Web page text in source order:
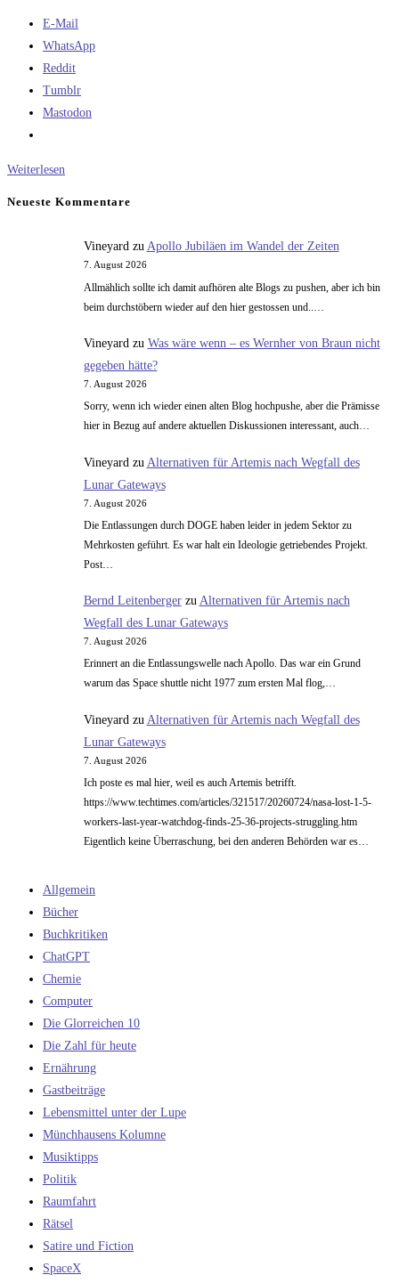
E-Mail
WhatsApp
Reddit
Tumblr
Mastodon
Weiterlesen
Neueste Kommentare
Vineyardzu Apollo Jubiläen im Wandel der Zeiten
7. August 2026
Allmählich sollte ich damit aufhören alte Blogs zu pushen, aber ich bin
beim durchstöbern wieder auf den hier gestossen und..…
Vineyard zu Was wäre wenn – es Wernher von Braun nicht
gegeben hätte?
7. August 2026
Sorry, wenn ich wieder einen alten Blog hochpushe, aber die Prämisse
hier in Bezug auf andere aktuellen Diskussionen interessant, auch…
Vineyard zu Alternativen für Artemis nach Wegfall des
Lunar Gateways
7. August 2026
Die Entlassungen durch DOGE haben leider in jedem Sektor zu
Mehrkosten geführt. Es war halt ein Ideologie getriebendes Projekt.
Post…
Bernd Leitenbergerzu Alternativen für Artemis nach
Wegfall des Lunar Gateways
7. August 2026
Erinnert an die Entlassungswelle nach Apollo. Das war ein Grund
warum das Space shuttle nicht 1977 zum ersten Mal flog,…
Vineyard zu Alternativen für Artemis nach Wegfall des
Lunar Gateways
7. August 2026
Ich poste es mal hier, weil es auch Artemis betrifft.
https://www.techtimes.com/articles/321517/20260724/nasa-lost-1-5-
workers-last-year-watchdog-finds-25-36-projects-struggling.htm
Eigentlich keine Überraschung, bei den anderen Behörden war es…
Allgemein
Bücher
Buchkritiken
ChatGPT
Chemie
Computer
Die Glorreichen 10
Die Zahl für heute
Ernährung
Gastbeiträge
Lebensmittel unter der Lupe
Münchhausens Kolumne
Musiktipps
Politik
Raumfahrt
Rätsel
Satire und Fiction
SpaceX